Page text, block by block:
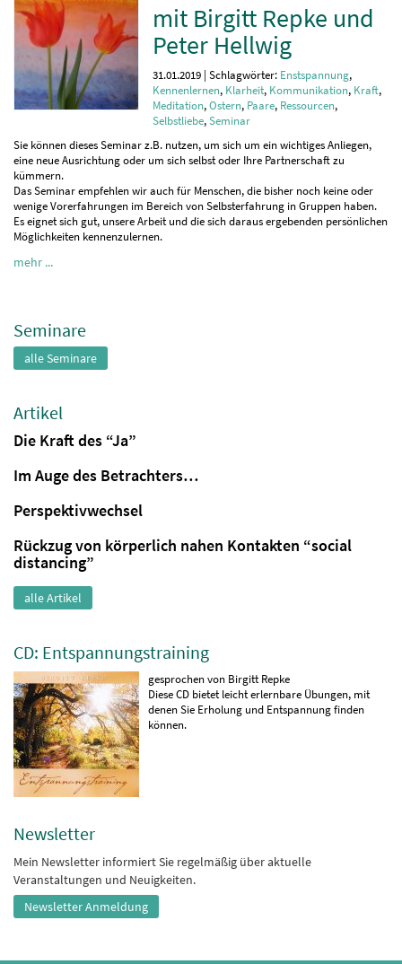
mit Birgitt Repke und
Peter Hellwig
31.01.2019 | Schlagwörter: Enstspannung,
Kennenlernen, Klarheit, Kommunikation, Kraft,
Meditation, Ostern, Paare, Ressourcen,
Selbstliebe, Seminar
Sie können dieses Seminar z.B. nutzen, um sich um ein wichtiges Anliegen,
eine neue Ausrichtung oder um sich selbst oder Ihre Partnerschaft zu
kümmern.
Das Seminar empfehlen wir auch für Menschen, die bisher noch keine oder
wenige Vorerfahrungen im Bereich von Selbsterfahrung in Gruppen haben.
Es eignet sich gut, unsere Arbeit und die sich daraus ergebenden persönlichen
Möglichkeiten kennenzulernen.
mehr ...
Seminare
alle Seminare
Artikel
Die Kraft des “Ja”
Im Auge des Betrachters…
Perspektivwechsel
Rückzug von körperlich nahen Kontakten “social
distancing”
alle Artikel
CD: Entspannungstraining
gesprochen von Birgitt Repke
Diese CD bietet leicht erlernbare Übungen, mit
denen Sie Erholung und Entspannung finden
können.
Newsletter
Mein Newsletter informiert Sie regelmäßig über aktuelle
Veranstaltungen und Neuigkeiten.
Newsletter Anmeldung